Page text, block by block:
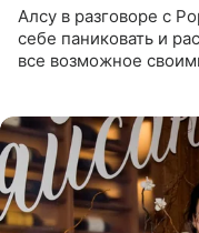
Алсу в разговоре с
себе паниковать и
все возможное